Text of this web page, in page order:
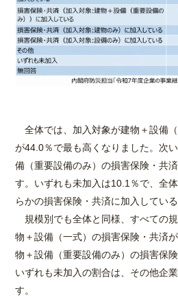
全体では、加入対象が建物＋設備
が44.0％で最も高くなりました。次
備（重要設備のみ）の損害保険・共
す。いずれも未加入は10.1％で、全
らかの損害保険・共済に加入してい
規模別でも全体と同様、すべての
物＋設備（一式）の損害保険・共済
物＋設備（重要設備のみ）の損害保
いずれも未加入の割合は、その他企
す。